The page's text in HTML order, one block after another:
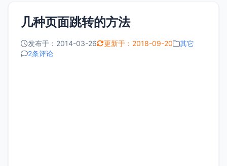
几种页面跳转的方法
发布于：2014-03-26 更新于：2018-09-20
其它
2条评论